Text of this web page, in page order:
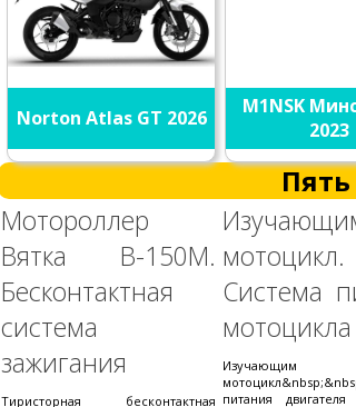
Norton Atlas GT 2026
M1NSK
2023
Мотороллер
Вятка В-150М.
Бесконтактная
система
зажигания
Тиристорная бесконтактная
мотоцикл.
Система
мотоцикла
Изучающим
питания двигателя